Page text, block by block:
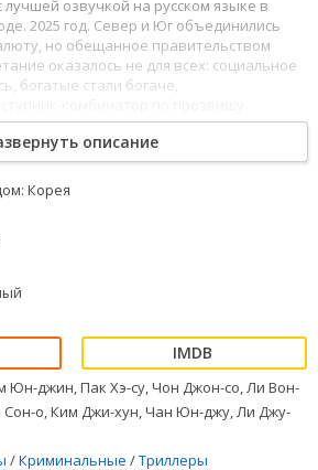
озвучкой на русском языке в
2025 год. Север и Юг объединились
но обещанное правительством
оказалось не для всех: социальное
богатые стали богаче,
4 триллиона вон из монетного
в объединённой экономической зоне,
текущей ситуацией
продуманный план оказывается
грабители берут заложников, и те
себя вести.
описание
Корея
Юн-джин, Пак Хэ-су, Чон Джон-со, Ли Вон-
о, Ким Джи-хун, Чан Юн-джу, Ли Джу-
/Криминальные /Триллеры